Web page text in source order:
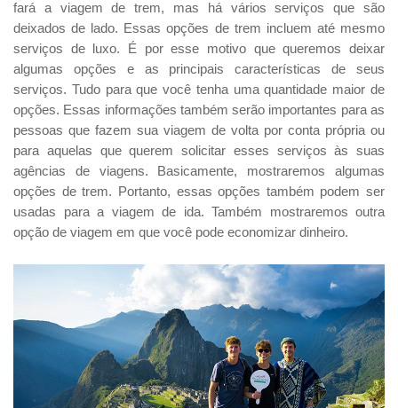
fará a viagem de trem, mas há vários serviços que são
deixados de lado. Essas opções de trem incluem até mesmo
serviços de luxo. É por esse motivo que queremos deixar
algumas opções e as principais características de seus
serviços. Tudo para que você tenha uma quantidade maior de
opções. Essas informações também serão importantes para as
pessoas que fazem sua viagem de volta por conta própria ou
para aquelas que querem solicitar esses serviços às suas
agências de viagens. Basicamente, mostraremos algumas
opções de trem. Portanto, essas opções também podem ser
usadas para a viagem de ida. Também mostraremos outra
opção de viagem em que você pode economizar dinheiro.